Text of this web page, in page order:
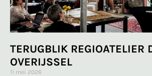
TERUGBLIK REGIOATELIER
OVERIJSSEL
11 mei 2026